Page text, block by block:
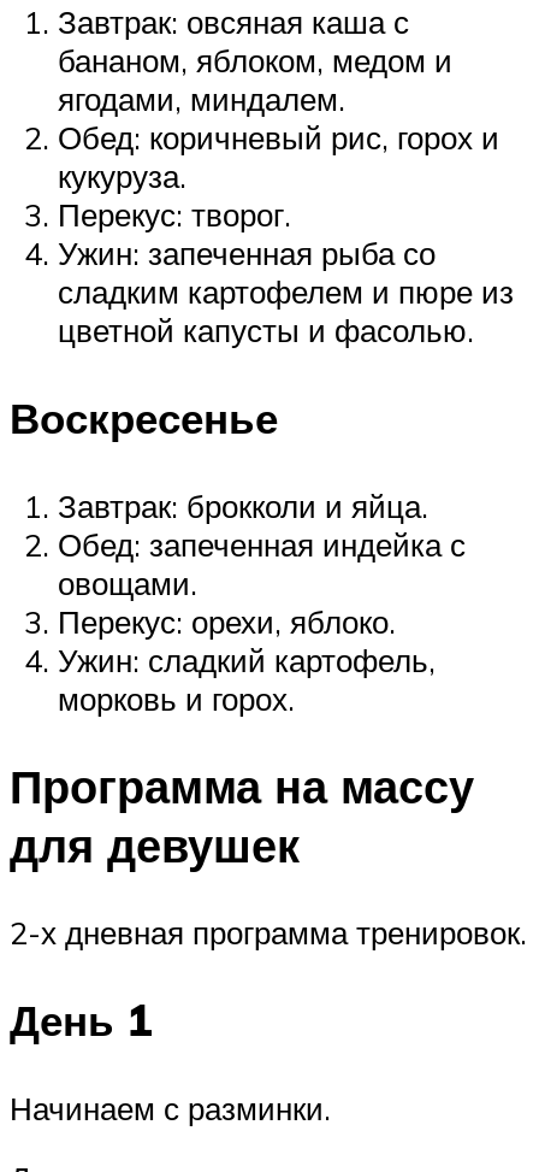
Завтрак: овсяная каша с
бананом, яблоком, медом и
ягодами, миндалем.
Обед: коричневый рис, горох и
кукуруза.
Перекус: творог.
Ужин: запеченная рыба со
сладким картофелем и пюре из
цветной капусты и фасолью.
Воскресенье
Завтрак: брокколи и яйца.
Обед: запеченная индейка с
овощами.
Перекус: орехи, яблоко.
Ужин: сладкий картофель,
морковь и горох.
Программа на массу
для девушек
2-х дневная программа тренировок.
День 1
Начинаем с разминки.